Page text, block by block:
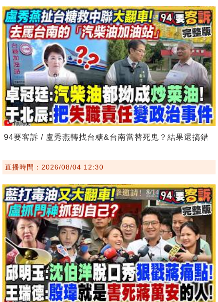
94要客訴 / 盧秀燕轉找台糖&台南當替死鬼？結果還搞錯
直播時間：2026/08/04 12:30